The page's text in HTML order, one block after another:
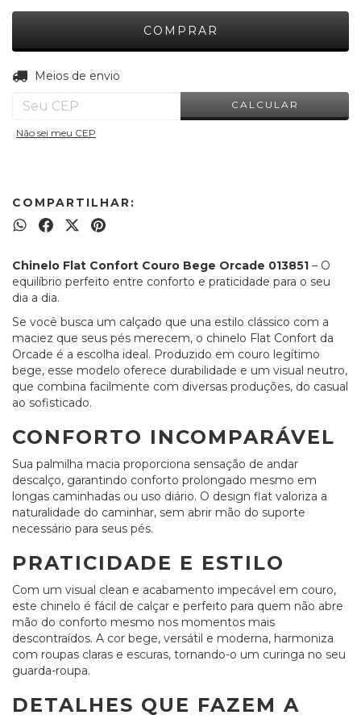
Entregas para o CEP:
Meios de envio
CALCULAR
Não sei meu CEP
COMPARTILHAR:
Chinelo Flat Confort Couro Bege Orcade 013851 – O
equilíbrio perfeito entre conforto e praticidade para o seu
dia a dia.
Se você busca um calçado que una estilo clássico com a
maciez que seus pés merecem, o chinelo Flat Confort da
Orcade é a escolha ideal. Produzido em couro legítimo
bege, esse modelo oferece durabilidade e um visual neutro,
que combina facilmente com diversas produções, do casual
ao sofisticado.
CONFORTO INCOMPARÁVEL
Sua palmilha macia proporciona sensação de andar
descalço, garantindo conforto prolongado mesmo em
longas caminhadas ou uso diário. O design flat valoriza a
naturalidade do caminhar, sem abrir mão do suporte
necessário para seus pés.
PRATICIDADE E ESTILO
Com um visual clean e acabamento impecável em couro,
este chinelo é fácil de calçar e perfeito para quem não abre
mão do conforto mesmo nos momentos mais
descontraídos. A cor bege, versátil e moderna, harmoniza
com roupas claras e escuras, tornando-o um curinga no seu
guarda-roupa.
DETALHES QUE FAZEM A